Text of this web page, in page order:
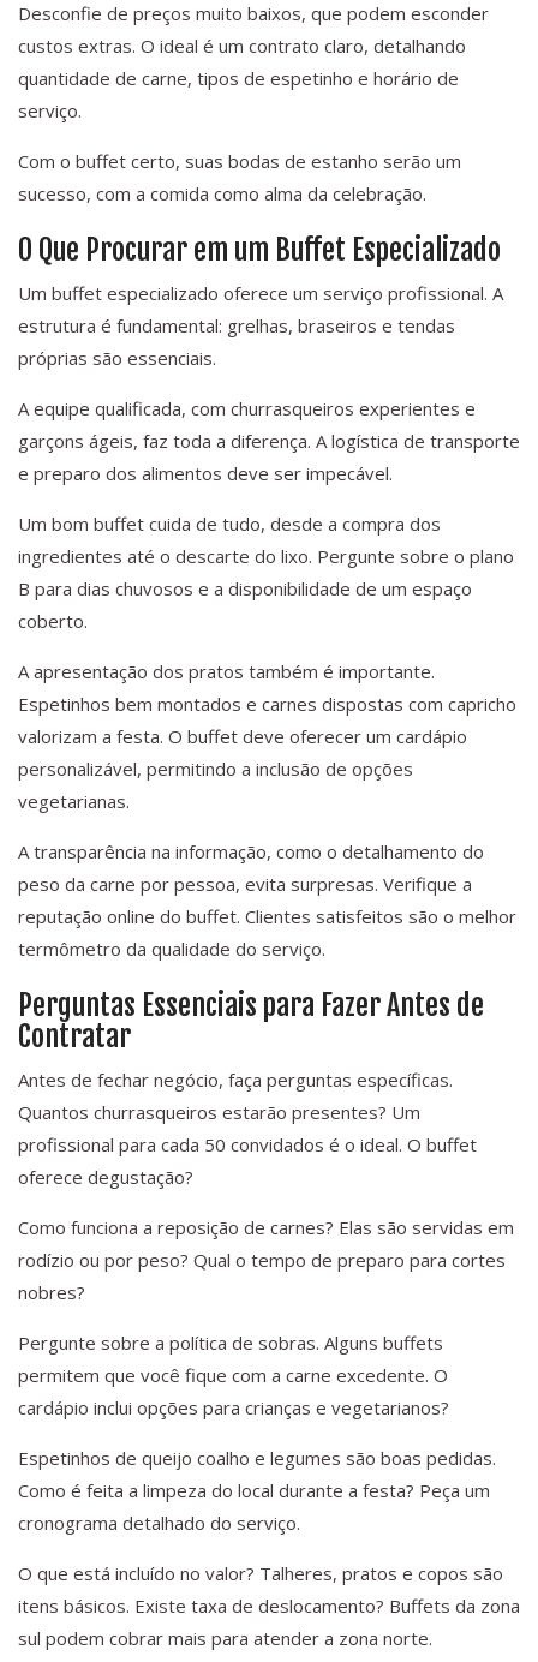
Desconfie de preços muito baixos, que podem esconder
custos extras. O ideal é um contrato claro, detalhando
quantidade de carne, tipos de espetinho e horário de
serviço.
Com o buffet certo, suas bodas de estanho serão um
sucesso, com a comida como alma da celebração.
O Que Procurar em um Buffet Especializado
Um buffet especializado oferece um serviço profissional. A
estrutura é fundamental: grelhas, braseiros e tendas
próprias são essenciais.
A equipe qualificada, com churrasqueiros experientes e
garçons ágeis, faz toda a diferença. A logística de transporte
e preparo dos alimentos deve ser impecável.
Um bom buffet cuida de tudo, desde a compra dos
ingredientes até o descarte do lixo. Pergunte sobre o plano
B para dias chuvosos e a disponibilidade de um espaço
coberto.
A apresentação dos pratos também é importante.
Espetinhos bem montados e carnes dispostas com capricho
valorizam a festa. O buffet deve oferecer um cardápio
personalizável, permitindo a inclusão de opções
vegetarianas.
A transparência na informação, como o detalhamento do
peso da carne por pessoa, evita surpresas. Verifique a
reputação online do buffet. Clientes satisfeitos são o melhor
termômetro da qualidade do serviço.
Perguntas Essenciais para Fazer Antes de
Contratar
Antes de fechar negócio, faça perguntas específicas.
Quantos churrasqueiros estarão presentes? Um
profissional para cada 50 convidados é o ideal. O buffet
oferece degustação?
Como funciona a reposição de carnes? Elas são servidas em
rodízio ou por peso? Qual o tempo de preparo para cortes
nobres?
Pergunte sobre a política de sobras. Alguns buffets
permitem que você fique com a carne excedente. O
cardápio inclui opções para crianças e vegetarianos?
Espetinhos de queijo coalho e legumes são boas pedidas.
Como é feita a limpeza do local durante a festa? Peça um
cronograma detalhado do serviço.
O que está incluído no valor? Talheres, pratos e copos são
itens básicos. Existe taxa de deslocamento? Buffets da zona
sul podem cobrar mais para atender a zona norte.